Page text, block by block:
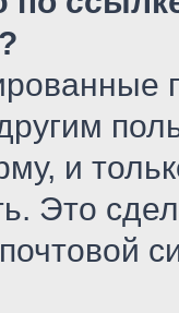
и
Это